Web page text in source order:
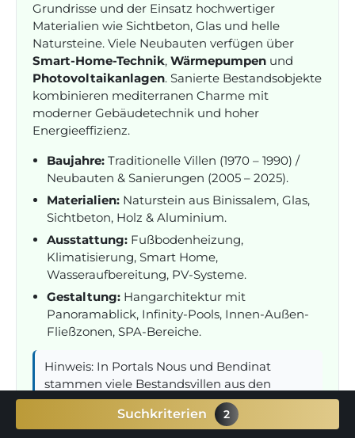
Grundrisse und der Einsatz hochwertiger
Materialien wie Sichtbeton, Glas und helle
Natursteine. Viele Neubauten verfügen über
Smart-Home-Technik, Wärmepumpen und
Photovoltaikanlagen. Sanierte Bestandsobjekte
kombinieren mediterranen Charme mit
moderner Gebäudetechnik und hoher
Energieeffizienz.
Baujahre: Traditionelle Villen (1970 – 1990) /
Neubauten & Sanierungen (2005 – 2025).
Materialien: Naturstein aus Binissalem, Glas,
Sichtbeton, Holz & Aluminium.
Ausstattung: Fußbodenheizung,
Klimatisierung, Smart Home,
Wasseraufbereitung, PV-Systeme.
Gestaltung: Hangarchitektur mit
Panoramablick, Infinity-Pools, Innen-Außen-
Fließzonen, SPA-Bereiche.
Hinweis: In Portals Nous und Bendinat
stammen viele Bestandsvillen aus den
1980er-Jahren. Vor dem Kauf sollte stets die
Baugenehmigung und der „Final de Obra“
Suchkriterien 2